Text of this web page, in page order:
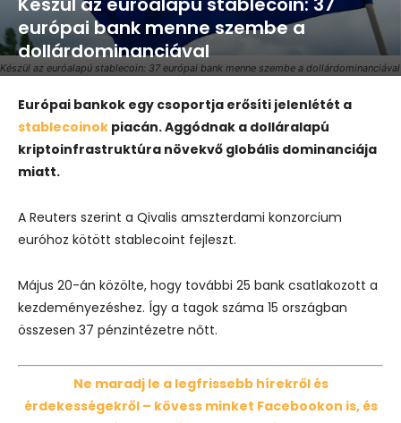
Készül az euróalapú stablecoin: 37 európai bank menne szembe a dollárdominanciával
európai bank menne szembe a
dollárdominanciával
Európai bankok egy csoportja erősíti jelenlétét a
stablecoinok piacán. Aggódnak a dolláralapú
kriptoinfrastruktúra növekvő globális dominanciája
miatt.
A Reuters szerint a Qivalis amszterdami konzorcium
euróhoz kötött stablecoint fejleszt.
Május 20-án közölte, hogy további 25 bank csatlakozott a
kezdeményezéshez. Így a tagok száma 15 országban
összesen 37 pénzintézetre nőtt.
Ne maradj le a legfrissebb hírekről és
érdekességekről – kövess minket Facebookon is, és